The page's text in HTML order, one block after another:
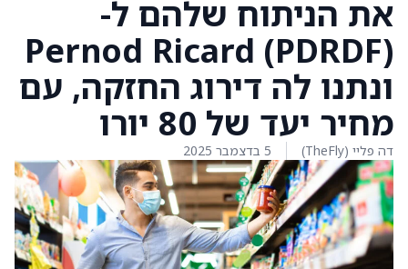
את הניתוח שלהם ל-
Pernod Ricard (PDRDF)
ונתנו לה דירוג החזקה, עם
מחיר יעד של 80 יורו
דה פליי (TheFly) 5 בדצמבר 2025